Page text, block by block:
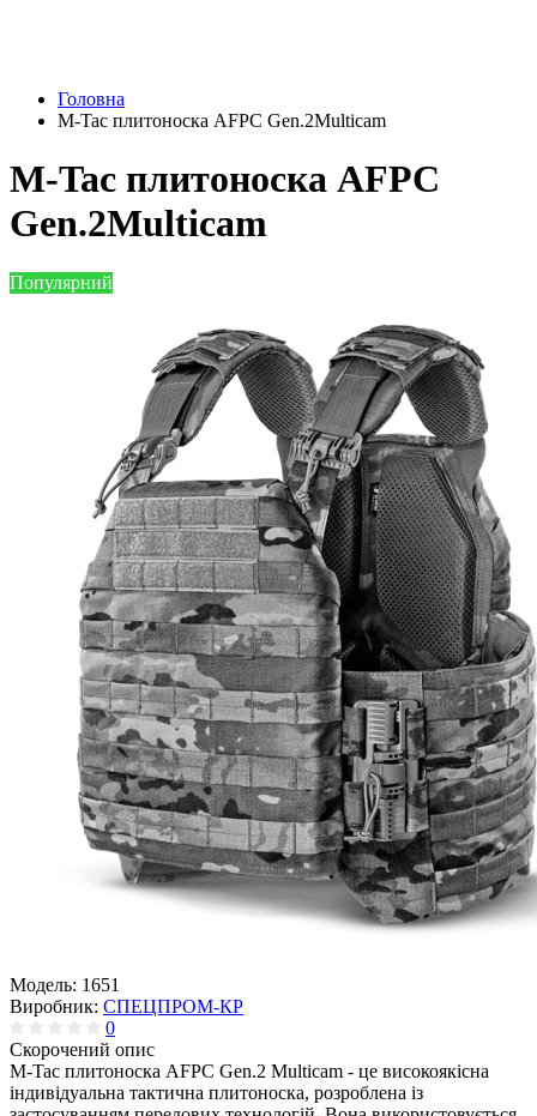
Головна
M-Tac плитоноска AFPC Gen.2Multicam
M-Tac плитоноска AFPC
Gen.2Multicam
Популярний
Модель: 1651
Виробник: СПЕЦПРОМ-КР
0
Скорочений опис
M-Tac плитоноска AFPC Gen.2 Multicam - це високоякісна
індивідуальна тактична плитоноска, розроблена із